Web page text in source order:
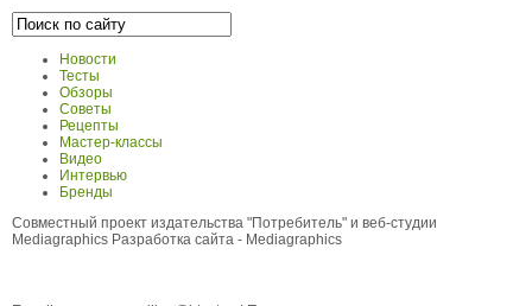
Новости
Тесты
Обзоры
Советы
Рецепты
Мастер-классы
Видео
Интервью
Бренды
Совместный проект издательства "Потребитель" и веб-студии
Mediagraphics Разработка сайта - Mediagraphics